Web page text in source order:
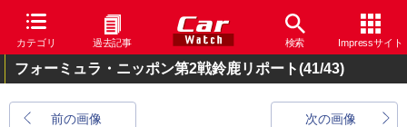
カテゴリ 過去記事 検索 Impressサイト
フォーミュラ・ニッポン第2戦鈴鹿リポート(41/43)
前の画像 次の画像